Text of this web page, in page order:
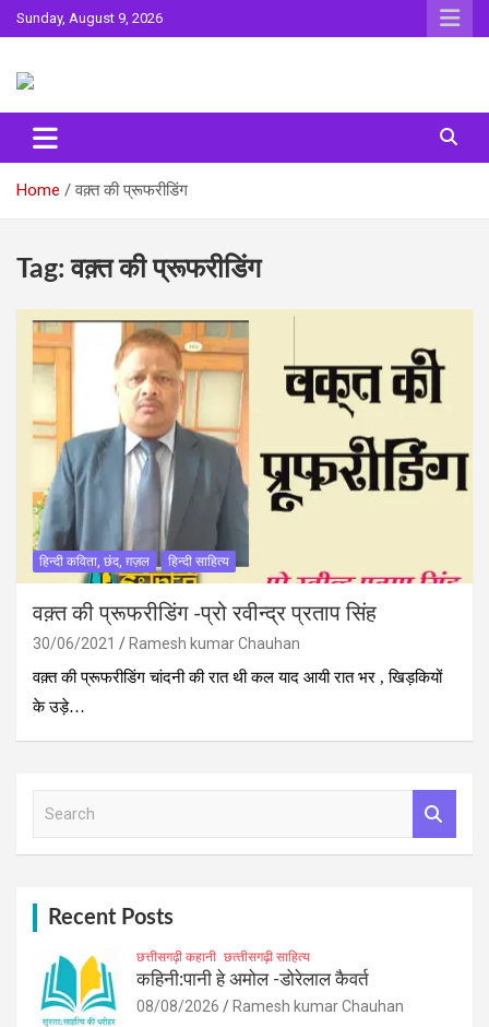
Skip
to
Sunday, August 9, 2026
Surta
Home वक़्त की प्रूफरीडिंग
Tag:वक़्त की प्रूफरीडिंग
हिन्दी कविता, छंद, ग़ज़ल हिन्दी साहित्य
वक़्त की प्रूफरीडिंग -प्रो रवीन्द्र प्रताप सिंह
30/06/2021
Ramesh kumar Chauhan
वक़्त की प्रूफरीडिंग चांदनी की रात थी कल याद आयी रात भर , खिड़कियों
के उड़े…
Recent Posts
छत्तीसगढ़ी कहानी छत्‍तीसगढ़ी साहित्‍य
कहिनी:पानी हे अमोल -डोरेलाल कैवर्त
08/08/2026 Ramesh kumar Chauhan